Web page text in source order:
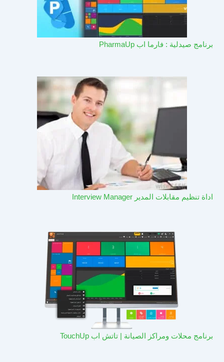
برنامج صيدلية : فارما اب PharmaUp​
اداة تنظيم مقابلات المدير Interview Manager
برنامج محلات ومراكز الصيانة | تاتش اب TouchUp